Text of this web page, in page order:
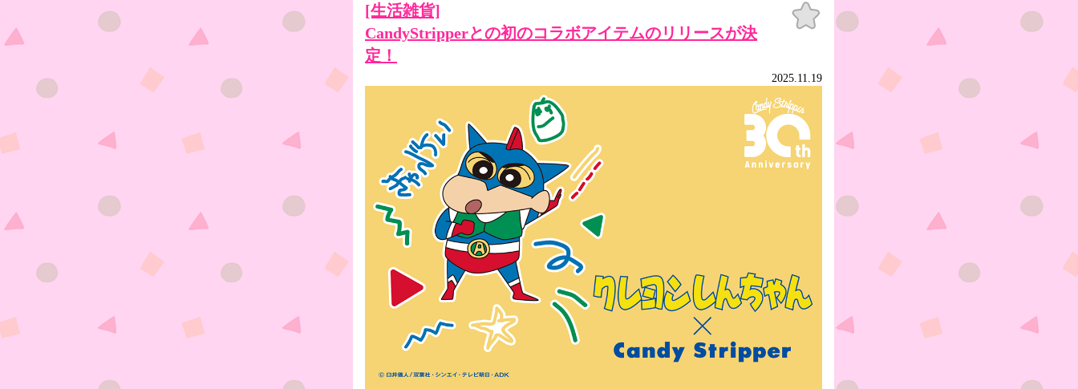
[生活雑貨]
CandyStripperとの初のコラボアイテムのリリースが決
定！
お気
に入
2025.11.19